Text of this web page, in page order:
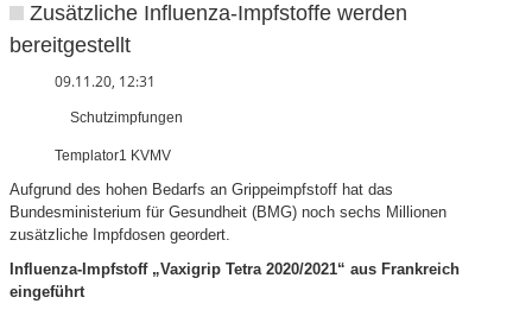
Zusätzliche Influenza-Impfstoffe werden
bereitgestellt
09.11.20, 12:31
Schutzimpfungen
Templator1 KVMV
Aufgrund des hohen Bedarfs an Grippeimpfstoff hat das
Bundesministerium für Gesundheit (BMG) noch sechs Millionen
zusätzliche Impfdosen geordert.
Influenza-Impfstoff „Vaxigrip Tetra 2020/2021“ aus Frankreich
eingeführt